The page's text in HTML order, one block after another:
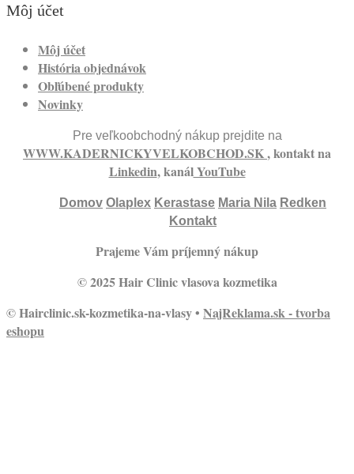
Môj účet
Môj účet
História objednávok
Obľúbené produkty
Novinky
Pre veľkoobchodný nákup prejdite na
WWW.KADERNICKYVELKOBCHOD.SK, kontakt na
Linkedin, kanálYouTube
Domov Olaplex Kerastase Maria Nila Redken
Kontakt
Prajeme Vám príjemný nákup
© 2025 Hair Clinic vlasova kozmetika
© Hairclinic.sk-kozmetika-na-vlasy • NajReklama.sk - tvorba
eshopu